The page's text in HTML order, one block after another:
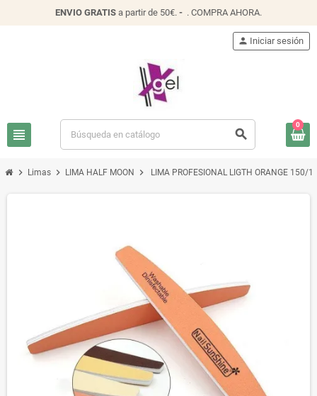
ENVIO GRATIS a partir de 50€. - . COMPRA AHORA.
view_headline search
person Iniciar sesión
0
chevron_right Limas chevron_right LIMA HALF MOON chevron_right LIMA PROFESIONAL LIGTH ORANGE 150/